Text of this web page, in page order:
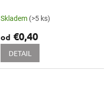
Skladem (>5 ks)
od €0,40
DETAIL